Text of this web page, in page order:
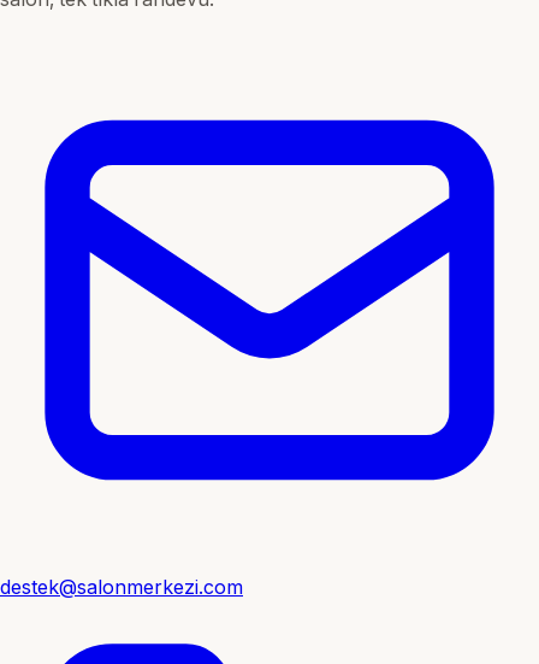
destek@salonmerkezi.com